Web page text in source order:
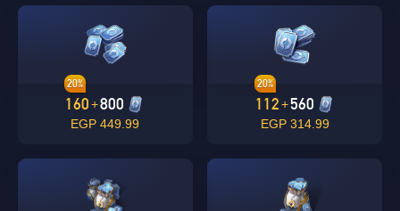
Singapore
560
+
112
20%
314.99 EGP
800
+
160
20%
449.99 EGP